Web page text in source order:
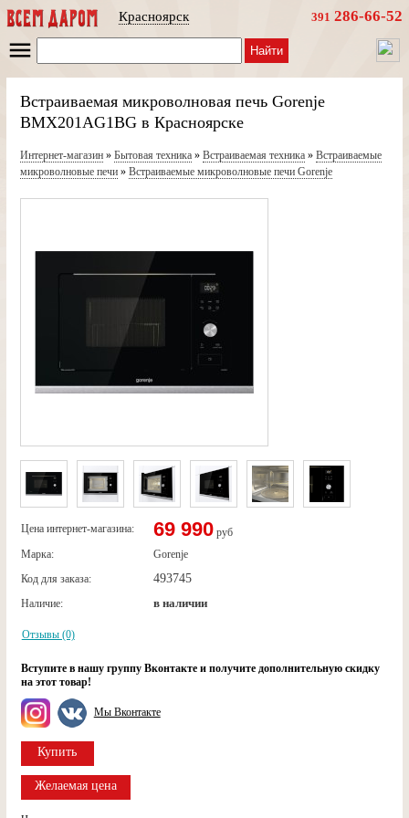
Красноярск 391 286-66-52
Найти
Встраиваемая микроволновая печь Gorenje
BMX201AG1BG в Красноярске
Интернет-магазин» Бытовая техника» Встраиваемая техника» Встраиваемые
микроволновые печи» Встраиваемые микроволновые печи Gorenje
Цена интернет-магазина: 69 990 руб
Марка:
Gorenje
Код для заказа:
493745
Наличие: в наличии
Отзывы (0)
Вступите в нашу группу Вконтакте и получите дополнительную скидку
на этот товар!
Мы Вконтакте
Купить
Желаемая цена